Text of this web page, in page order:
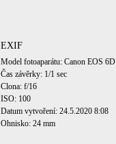
EXIF
Model fotoaparátu: Canon EOS 6D
Čas závěrky: 1/1 sec
Clona: f/16
ISO: 100
Datum vytvoření: 24.5.2020 8:08
Ohnisko: 24 mm